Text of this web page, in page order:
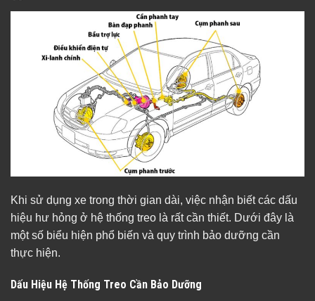
Khi sử dụng xe trong thời gian dài, việc nhận biết các dấu
hiệu hư hỏng ở hệ thống treo là rất cần thiết. Dưới đây là
một số biểu hiện phổ biến và quy trình bảo dưỡng cần
thực hiện.
Dấu Hiệu Hệ Thống Treo Cần Bảo Dưỡng